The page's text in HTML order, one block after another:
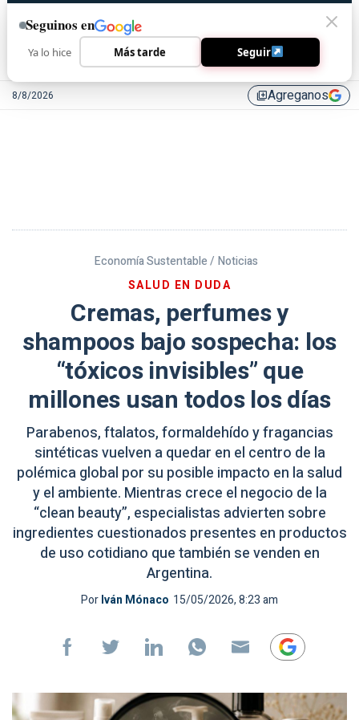
8/8/2026 library_addAgreganos
Economía Sustentable / Noticias
SALUD EN DUDA
Cremas, perfumes y
shampoos bajo sospecha: los
“tóxicos invisibles” que
millones usan todos los días
Parabenos, ftalatos, formaldehído y fragancias
sintéticas vuelven a quedar en el centro de la
polémica global por su posible impacto en la salud
y el ambiente. Mientras crece el negocio de la
“clean beauty”, especialistas advierten sobre
ingredientes cuestionados presentes en productos
de uso cotidiano que también se venden en
Argentina.
PorIván Mónaco 15/05/2026, 8:23 am
Seguinos en
Ya lo hice Más tarde Seguir